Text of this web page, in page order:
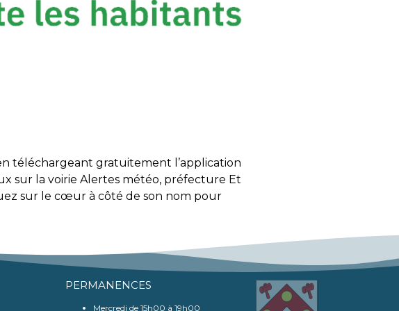
téléchargeant gratuitement l’application
sur la voirie Alertes météo, préfecture Et
sur le cœur à côté de son nom pour
PERMANENCES
Mercredi de 15h00 à 19h00